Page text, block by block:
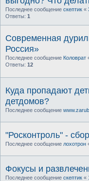
Последнее сообщение скептик «
Ответы: 1
Современная
Россия»
Последнее сообщение Коловрат
Ответы: 12
Куда пропадают
детдомов?
Последнее сообщение
"Росконтроль" -
Последнее сообщение лохотрон
Фокусы и
Последнее сообщение скептик «